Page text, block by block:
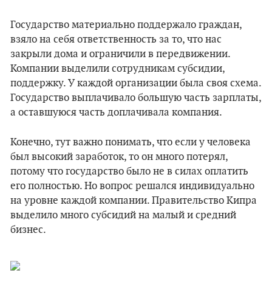
Государство материально поддержало граждан,
взяло на себя ответственность за то, что нас
закрыли дома и ограничили в передвижении.
Компании выделили сотрудникам субсидии,
поддержку. У каждой организации была своя схема.
Государство выплачивало большую часть зарплаты,
а оставшуюся часть доплачивала компания.
Конечно, тут важно понимать, что если у человека
был высокий заработок, то он много потерял,
потому что государство было не в силах оплатить
его полностью. Но вопрос решался индивидуально
на уровне каждой компании. Правительство Кипра
выделило много субсидий на малый и средний
бизнес.